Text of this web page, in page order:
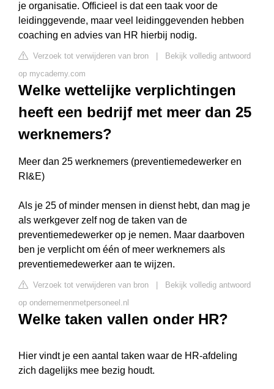
je organisatie. Officieel is dat een taak voor de
leidinggevende, maar veel leidinggevenden hebben
coaching en advies van HR hierbij nodig.
Verzoek tot verwijderen van bron
Bekijk volledig antwoord
op mycademy.com
Welke wettelijke verplichtingen
heeft een bedrijf met meer dan 25
werknemers?
Meer dan 25 werknemers (preventiemedewerker en
RI&E)
Als je 25 of minder mensen in dienst hebt, dan mag je
als werkgever zelf nog de taken van de
preventiemedewerker op je nemen. Maar daarboven
ben je verplicht om één of meer werknemers als
preventiemedewerker aan te wijzen.
Verzoek tot verwijderen van bron
Bekijk volledig antwoord
op ondernemenmetpersoneel.nl
Welke taken vallen onder HR?
Hier vindt je een aantal taken waar de HR-afdeling
zich dagelijks mee bezig houdt.